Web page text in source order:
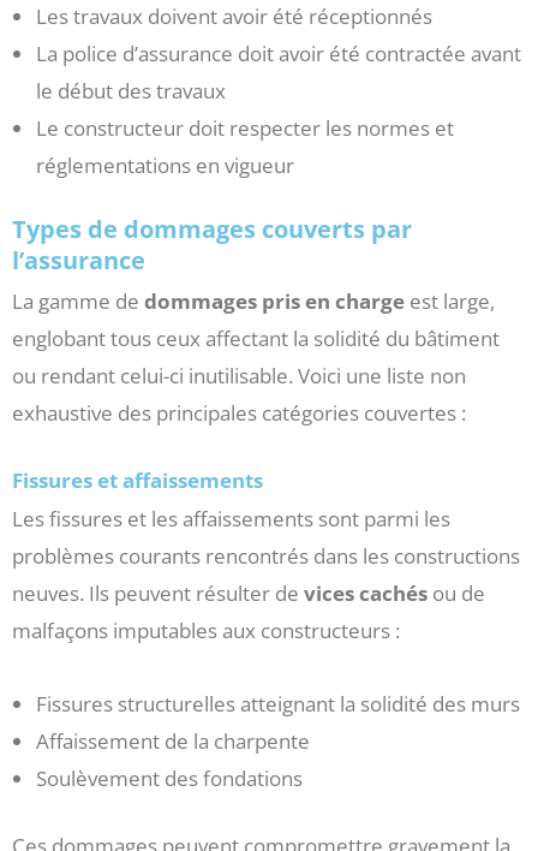
Les travaux doivent avoir été réceptionnés
La police d’assurance doit avoir été contractée avant
le début des travaux
Le constructeur doit respecter les normes et
réglementations en vigueur
Types de dommages couverts par
l’assurance
La gamme de dommages pris en charge est large,
englobant tous ceux affectant la solidité du bâtiment
ou rendant celui-ci inutilisable. Voici une liste non
exhaustive des principales catégories couvertes :
Fissures et affaissements
Les fissures et les affaissements sont parmi les
problèmes courants rencontrés dans les constructions
neuves. Ils peuvent résulter de vices cachés ou de
malfaçons imputables aux constructeurs :
Fissures structurelles atteignant la solidité des murs
Affaissement de la charpente
Soulèvement des fondations